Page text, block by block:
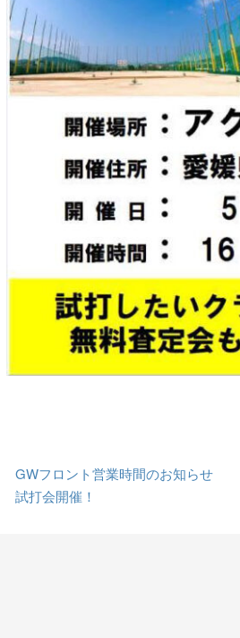
GWフロント営業時間のお知らせ
試打会開催！